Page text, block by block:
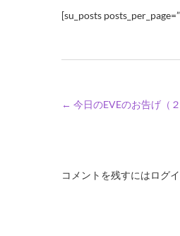
[su_posts
← 今日のEVEのお告げ（
コメントを残すにはログ